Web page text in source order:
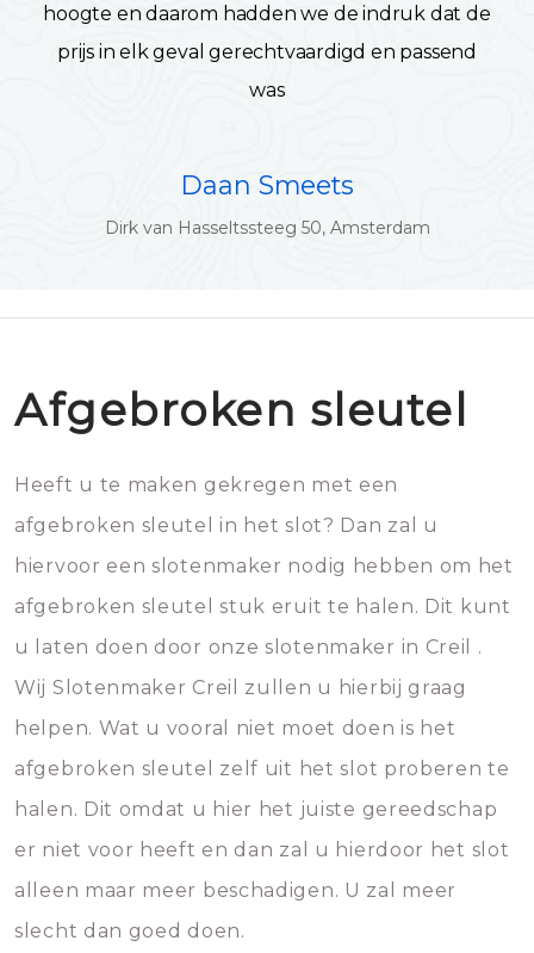
hoogte en daarom hadden we de indruk dat de
prijs in elk geval gerechtvaardigd en passend
was
Daan Smeets
Dirk van Hasseltssteeg 50, Amsterdam
Afgebroken sleutel
Heeft u te maken gekregen met een
afgebroken sleutel in het slot? Dan zal u
hiervoor een slotenmaker nodig hebben om het
afgebroken sleutel stuk eruit te halen. Dit kunt
u laten doen door onze slotenmaker in Creil .
Wij Slotenmaker Creil zullen u hierbij graag
helpen. Wat u vooral niet moet doen is het
afgebroken sleutel zelf uit het slot proberen te
halen. Dit omdat u hier het juiste gereedschap
er niet voor heeft en dan zal u hierdoor het slot
alleen maar meer beschadigen. U zal meer
slecht dan goed doen.